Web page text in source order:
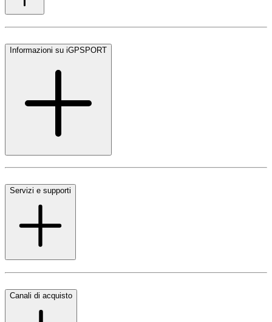
Informazioni su iGPSPORT
Servizi e supporti
Canali di acquisto